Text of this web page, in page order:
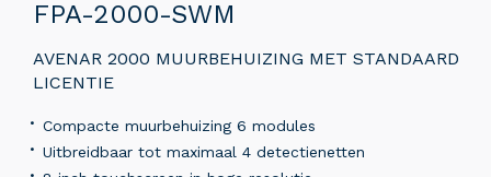
FPA-2000-SWM
AVENAR 2000 MUURBEHUIZING MET STANDAARD
LICENTIE
Compacte muurbehuizing 6 modules
Uitbreidbaar tot maximaal 4 detectienetten